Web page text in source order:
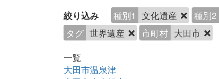
絞り込み 種別1 文化遺産
種別2
タグ 世界遺産 市町村 大田市
一覧
大田市温泉津